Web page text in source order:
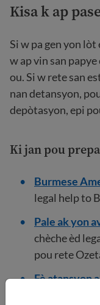
Kisa k ap
Si w pa gen yon
w ap vin san
ou. Si w rete san
nan detansyon,
depòtasyon, epi
Ki jan pou
Burmese
legal help to
Pale ak yon
chèche èd
pou rete
Fè atansyon